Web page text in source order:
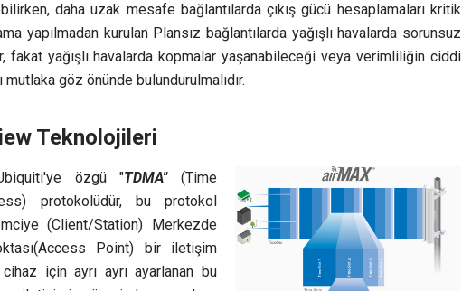
daha uzak mesafe bağlantılarda çıkış gücü hesaplamaları kritik
yapılmadan kurulan Plansız bağlantılarda yağışlı havalarda sorunsuz
fakat yağışlı havalarda kopmalar yaşanabileceği veya verimliliğin ciddi
göz önünde bulundurulmalıdır.
Teknolojileri
özgü "TDMA"(Time
protokolüdür, bu protokol
(Client/Station) Merkezde
Point) bir iletişim
için ayrı ayrı ayarlanan bu